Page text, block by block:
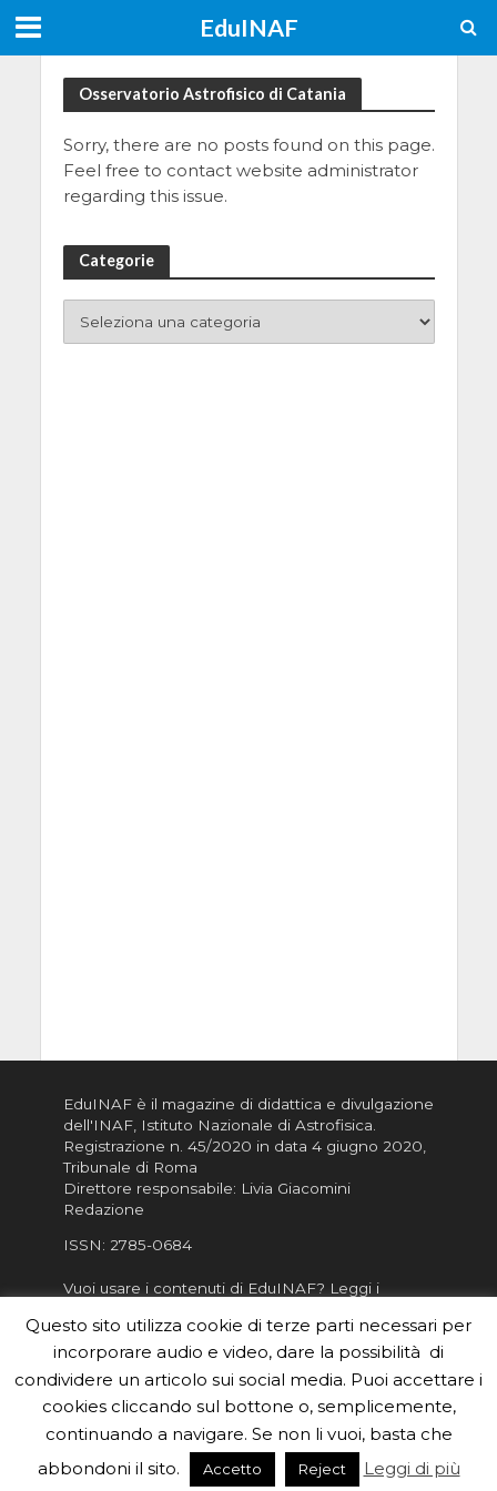
EduINAF
Osservatorio Astrofisico di Catania
Sorry, there are no posts found on this page.
Feel free to contact website administrator
regarding this issue.
Categorie
EduINAF è il magazine di didattica e divulgazione
dell'INAF, Istituto Nazionale di Astrofisica
Registrazione n. 45/2020 in data 4 giugno 2020,
Tribunale di Roma
Direttore responsabile: Livia Giacomini
Redazione
ISSN: 2785-0684
Vuoi usare i contenuti di EduINAF? Leggi i
Informativa sulla Privacy
Informatva sui Cookie
Per la rubrica de l'Astronomo risponde, per
inviarci le tue foto o i tuoi contributi, scrivici a
redazione.edu [chiocciola] inaf.it oppure
il form
Questo sito utilizza cookie di terze parti necessari per
incorporare audio e video, dare la possibilità di
condividere un articolo sui social media. Puoi accettare i
cookies cliccando sul bottone o, semplicemente,
continuando a navigare. Se non li vuoi, basta che
abbondoni il sito.
Accetto Reject Leggi di più